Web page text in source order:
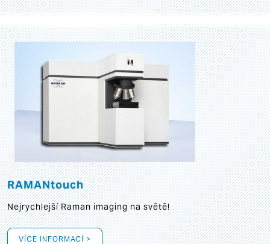
RAMANtouch
Nejrychlejší Raman imaging na světě!
VÍCE INFORMACÍ >